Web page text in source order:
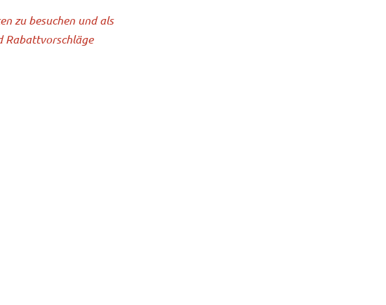
zu besuchen und als
Rabattvorschläge